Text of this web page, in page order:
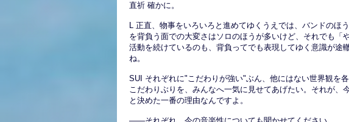
直祈 確かに。
L 正直、物事をいろいろと進めてゆくうえでは、バンドのほ
を背負う面での大変さはソロのほうが多いけど、それでも「
活動を続けているのも、背負ってでも表現してゆく意識が途
ね。
SUI それぞれに"こだわりが強い"ぶん、他にはない世界観を
こだわりぶりを、みんなへ一気に見せてあげたい。それが、
と決めた一番の理由なんですよ。